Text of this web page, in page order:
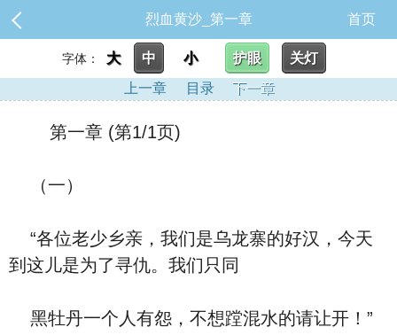
烈血黄沙_第一章 首页
字体： 大 中 小 护眼
关灯
上一章
目录 下一章
第一章 (第1/1页)
（一）
“各位老少乡亲，我们是乌龙寨的好汉，今天
到这儿是为了寻仇。我们只同
黑牡丹一个人有怨，不想蹚混水的请让开！”